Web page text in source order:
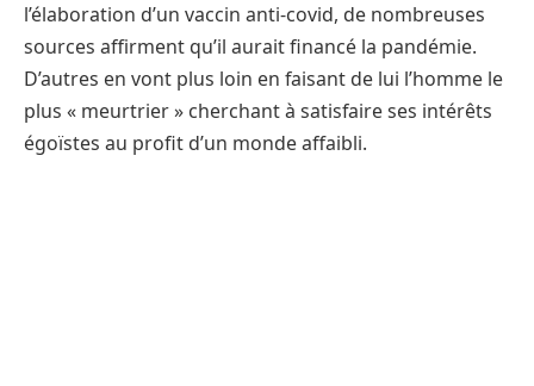
l’élaboration d’un vaccin anti-covid, de nombreuses
sources affirment qu’il aurait financé la pandémie.
D’autres en vont plus loin en faisant de lui l’homme le
plus « meurtrier » cherchant à satisfaire ses intérêts
égoïstes au profit d’un monde affaibli.